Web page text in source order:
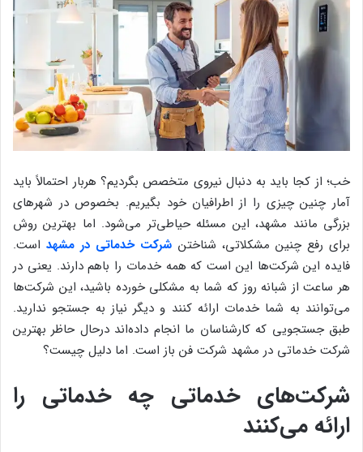
خب؛ از کجا باید به دنبال نیروی متخصص بگردیم؟ هربار احتمالاً باید
آمار چنین چیزی را از اطرافیان خود بگیریم. بخصوص در شهرهای
بزرگی مانند مشهد، این مسئله حیاطی‌تر می‌شود. اما بهترین روش
برای رفع چنین مشکلاتی، شناختن شرکت خدماتی در مشهداست.
فایده این شرکت‌ها این است که همه خدمات را باهم دارند. یعنی در
هر ساعت از شبانه روز که شما به مشکلی خورده باشید، این شرکت‌ها
می‌توانند به شما خدمات ارائه کنند و دیگر نیاز به جستجو ندارید.
طبق جستجویی که کارشناسان ما انجام داده‌اند درحال حاظر بهترین
شرکت خدماتی در مشهد شرکت فن باز است. اما دلیل چیست؟
شرکت‌های خدماتی چه خدماتی را
ارائه می‌کنند